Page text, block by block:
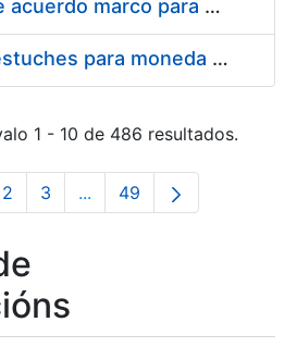
Contratación de acuerdo marco para el Suministro de Material de Electricidad para la Fábrica Nacional de Moneda y Timbre-Real Casa de la Moneda en su centro de trabajo de Burgos
Suministro de estuches para moneda de 30 €
1 - 10 de 486 resultados.
Páxina
2 Páxina
3 ...Páxinas intermedias Use
Páxina
49